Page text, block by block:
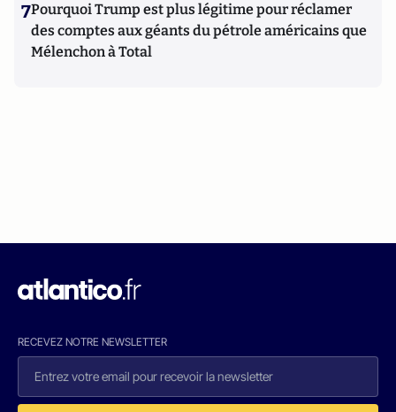
7Pourquoi Trump est plus légitime pour réclamer
des comptes aux géants du pétrole américains que
Mélenchon à Total
RECEVEZ NOTRE NEWSLETTER